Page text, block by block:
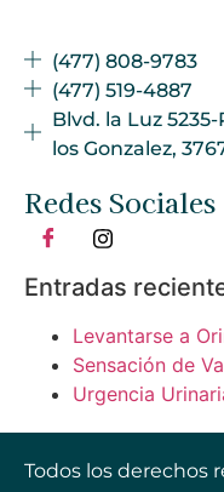
(477) 808-9783
(477) 519-4887
Blvd. la Luz
los Gonzalez,
Redes Sociales
Entradas
Levantarse a
Sensación de
Urgencia
Todos los derechos